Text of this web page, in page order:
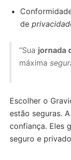
de
“Sua jornada
máxima
Escolher o
estão seguras.
confiança. Eles
seguro e